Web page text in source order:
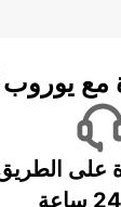
مع
على